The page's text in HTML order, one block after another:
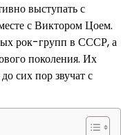
выступать с
с Виктором Цоем.
рок-групп в СССР, а
поколения. Их
сих пор звучат с